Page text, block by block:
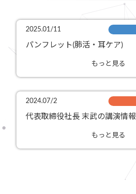
2025.01/11
パンフレット(肺活・耳ケア)
もっと見る
2024.07/2
代表取締役社長 末武の講演情報
もっと見る